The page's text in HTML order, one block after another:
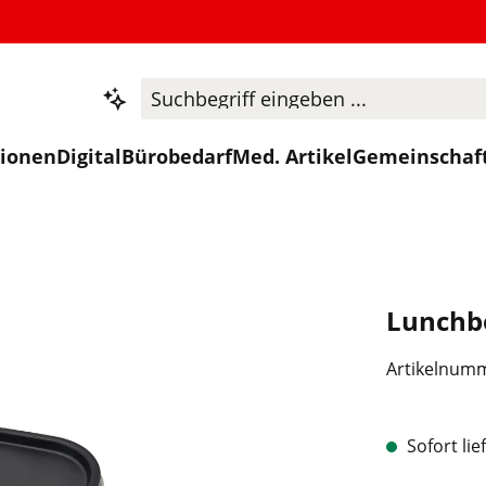
DigitalBürobedarfMed. Artikel
Sofort